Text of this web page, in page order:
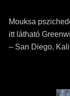
Mouksa
itt látható
– San Diego,